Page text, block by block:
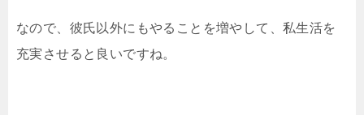
なので、彼氏以外にもやることを増やして、私生活を
充実させると良いですね。